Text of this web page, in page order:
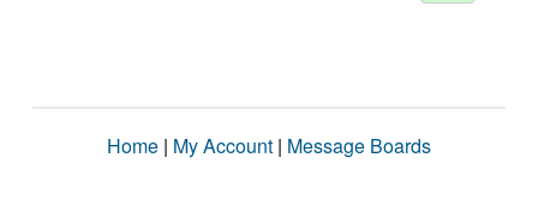
Home | My Account | Message Boards